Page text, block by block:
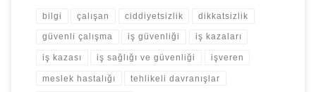
bilgi çalışan ciddiyetsizlik dikkatsizlik
güvenli çalışma iş güvenliği iş kazaları
iş kazası iş sağlığı ve güvenliği işveren
meslek hastalığı tehlikeli davranışlar